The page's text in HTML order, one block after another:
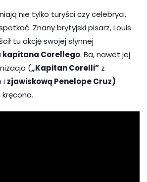
nie tylko turyści czy celebryci,
Znany brytyjski pisarz, Louis
tu akcję swojej słynnej
kapitana Corellego. Ba, nawet jej
(„Kapitan Corelli” z
i zjawiskową Penelope Cruz)